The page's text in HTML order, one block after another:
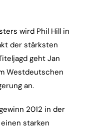
wird Phil Hill in
der stärksten
geht Jan
Westdeutschen
an.
2012 in der
starken